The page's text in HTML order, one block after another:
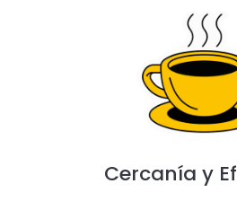
Cercanía y